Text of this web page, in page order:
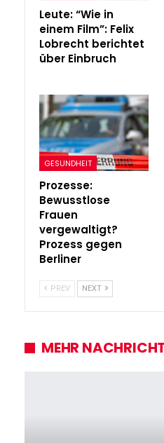
Leute: “Wie in
einem Film”: Felix
Lobrecht berichtet
über Einbruch
GESUNDHEIT
Prozesse:
Bewusstlose
Frauen
vergewaltigt?
Prozess gegen
Berliner
PREV NEXT
MEHR